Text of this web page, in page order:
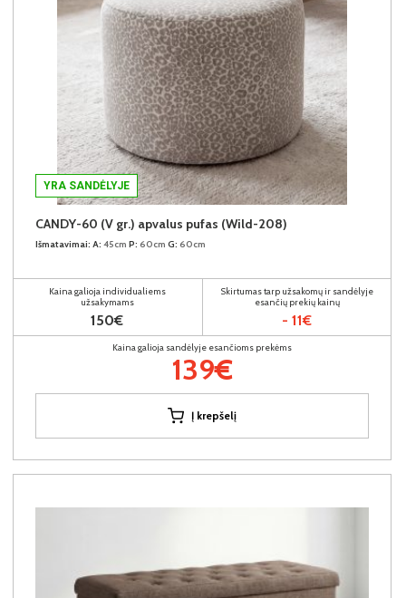
YRA SANDĖLYJE
CANDY-60 (V gr.) apvalus pufas (Wild-208)
Išmatavimai: A: 45cm P: 60cm G: 60cm
Kaina galioja individualiems
užsakymams
150€
Skirtumas tarp užsakomų ir sandėlyje
esančių prekių kainų
- 11€
Kaina galioja sandėlyje esančioms prekėms
139€
Į krepšelį